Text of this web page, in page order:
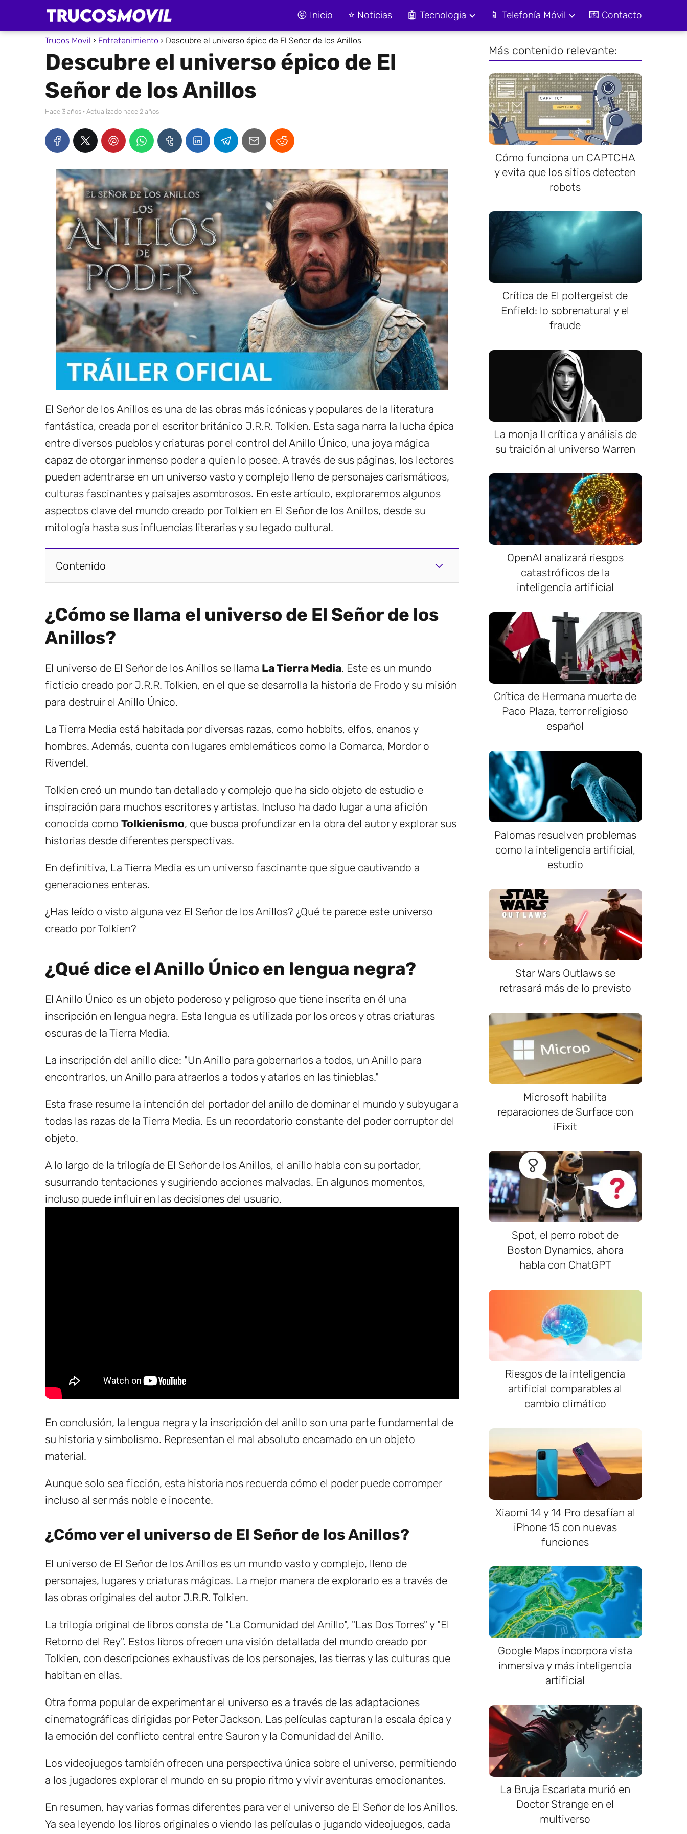
😝 Inicio ⭐ Noticias 🤖 Tecnologia 📱 Telefonía Móvil 💌 Contacto
Trucos Movil Entretenimiento Descubre el universo épico de El Señor de los Anillos
Descubre el universo épico de El
Señor de los Anillos
hace 3 años · Actualizado hace 2 años
El Señor de los Anillos es una de las obras más icónicas y populares de la literatura
fantástica, creada por el escritor británico J.R.R. Tolkien. Esta saga narra la lucha épica
entre diversos pueblos y criaturas por el control del Anillo Único, una joya mágica
capaz de otorgar inmenso poder a quien lo posee. A través de sus páginas, los lectores
pueden adentrarse en un universo vasto y complejo lleno de personajes carismáticos,
culturas fascinantes y paisajes asombrosos. En este artículo, exploraremos algunos
aspectos clave del mundo creado por Tolkien en El Señor de los Anillos, desde su
mitología hasta sus influencias literarias y su legado cultural.
Contenido
¿Cómo se llama el universo de El Señor de los
Anillos?
El universo de El Señor de los Anillos se llama La Tierra Media. Este es un mundo
ficticio creado por J.R.R. Tolkien, en el que se desarrolla la historia de Frodo y su misión
para destruir el Anillo Único.
La Tierra Media está habitada por diversas razas, como hobbits, elfos, enanos y
hombres. Además, cuenta con lugares emblemáticos como la Comarca, Mordor o
Rivendel.
Tolkien creó un mundo tan detallado y complejo que ha sido objeto de estudio e
inspiración para muchos escritores y artistas. Incluso ha dado lugar a una afición
conocida como Tolkienismo, que busca profundizar en la obra del autor y explorar sus
historias desde diferentes perspectivas.
En definitiva, La Tierra Media es un universo fascinante que sigue cautivando a
generaciones enteras.
¿Has leído o visto alguna vez El Señor de los Anillos? ¿Qué te parece este universo
creado por Tolkien?
¿Qué dice el Anillo Único en lengua negra?
El Anillo Único es un objeto poderoso y peligroso que tiene inscrita en él una
inscripción en lengua negra. Esta lengua es utilizada por los orcos y otras criaturas
oscuras de la Tierra Media.
La inscripción del anillo dice: "Un Anillo para gobernarlos a todos, un Anillo para
encontrarlos, un Anillo para atraerlos a todos y atarlos en las tinieblas."
Esta frase resume la intención del portador del anillo de dominar el mundo y subyugar a
todas las razas de la Tierra Media. Es un recordatorio constante del poder corruptor del
objeto.
A lo largo de la trilogía de El Señor de los Anillos, el anillo habla con su portador,
susurrando tentaciones y sugiriendo acciones malvadas. En algunos momentos,
incluso puede influir en las decisiones del usuario.
En conclusión, la lengua negra y la inscripción del anillo son una parte fundamental de
su historia y simbolismo. Representan el mal absoluto encarnado en un objeto
material.
Aunque solo sea ficción, esta historia nos recuerda cómo el poder puede corromper
incluso al ser más noble e inocente.
¿Cómo ver el universo de El Señor de los Anillos?
El universo de El Señor de los Anillos es un mundo vasto y complejo, lleno de
personajes, lugares y criaturas mágicas. La mejor manera de explorarlo es a través de
las obras originales del autor J.R.R. Tolkien.
La trilogía original de libros consta de "La Comunidad del Anillo", "Las Dos Torres" y "El
Retorno del Rey". Estos libros ofrecen una visión detallada del mundo creado por
Tolkien, con descripciones exhaustivas de los personajes, las tierras y las culturas que
habitan en ellas.
Otra forma popular de experimentar el universo es a través de las adaptaciones
cinematográficas dirigidas por Peter Jackson. Las películas capturan la escala épica y
la emoción del conflicto central entre Sauron y la Comunidad del Anillo.
Los videojuegos también ofrecen una perspectiva única sobre el universo, permitiendo
a los jugadores explorar el mundo en su propio ritmo y vivir aventuras emocionantes.
En resumen, hay varias formas diferentes para ver el universo de El Señor de los Anillos.
Ya sea leyendo los libros originales o viendo las películas o jugando videojuegos, cada
Más contenido relevante:
Cómo funciona un CAPTCHA
y evita que los sitios detecten
robots
Crítica de El poltergeist de
Enfield: lo sobrenatural y el
fraude
La monja II crítica y análisis de
su traición al universo Warren
OpenAI analizará riesgos
catastróficos de la
inteligencia artificial
Crítica de Hermana muerte de
Paco Plaza, terror religioso
español
Palomas resuelven problemas
como la inteligencia artificial,
estudio
Star Wars Outlaws se
retrasará más de lo previsto
Microsoft habilita
reparaciones de Surface con
iFixit
Spot, el perro robot de
Boston Dynamics, ahora
habla con ChatGPT
Riesgos de la inteligencia
artificial comparables al
cambio climático
Xiaomi 14 y 14 Pro desafían al
iPhone 15 con nuevas
funciones
Google Maps incorpora vista
inmersiva y más inteligencia
artificial
La Bruja Escarlata murió en
Doctor Strange en el
multiverso